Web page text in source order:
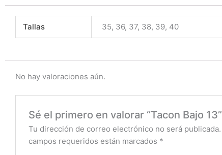
Tallas 35, 36, 37, 38, 39, 40
No hay valoraciones aún.
Sé el primero en valorar “Tacon Bajo 13”
Tu dirección de correo electrónico no será publicada.
campos requeridos están marcados *